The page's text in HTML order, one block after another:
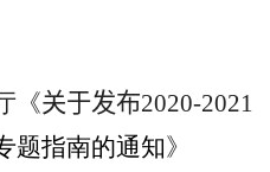
《关于发布2020-2021
题指南的通知》